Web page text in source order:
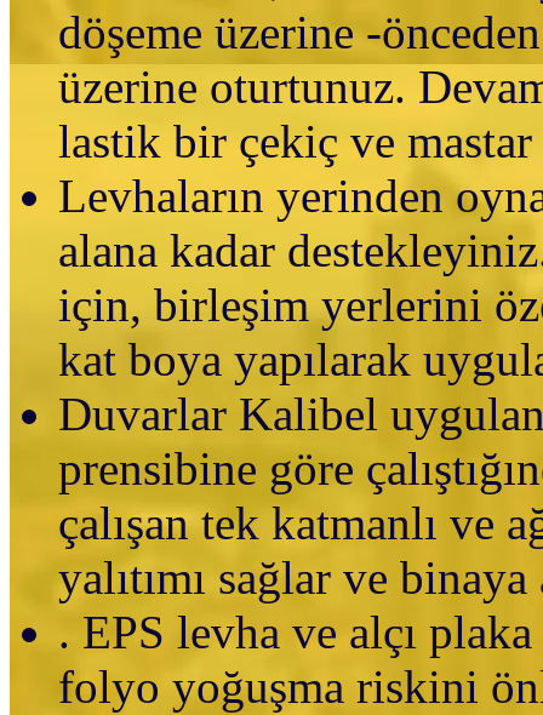
döşeme üzerine -
üzerine oturtunuz.
lastik bir çekiç ve mastar
Levhaların yerinden
alana kadar
için, birleşim yerlerini
kat boya yapılarak
Duvarlar Kalibel
prensibine göre
çalışan tek katmanlı ve
yalıtımı sağlar ve
. EPS levha ve alçı
folyo yoğuşma riskini